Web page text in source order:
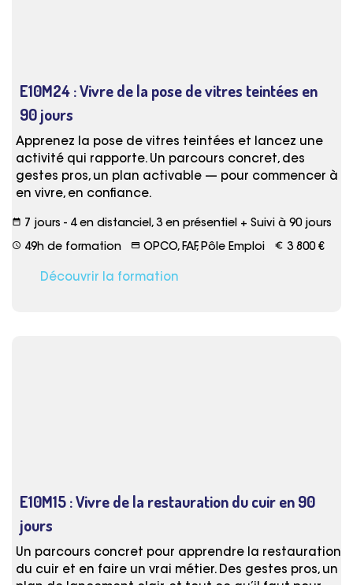
E10M24 : Vivre de la pose de vitres teintées en
90 jours
Apprenez la pose de vitres teintées et lancez une
activité qui rapporte. Un parcours concret, des
gestes pros, un plan activable — pour commencer à
en vivre, en confiance.
date_range 7 jours - 4 en distanciel, 3 en présentiel + Suivi à 90 jours
schedule 49h de formation credit_card OPCO, FAF, Pôle Emploi euro_symbol 3 800 €
Découvrir la formation
E10M15 : Vivre de la restauration du cuir en 90
jours
Un parcours concret pour apprendre la restauration
du cuir et en faire un vrai métier. Des gestes pros, un